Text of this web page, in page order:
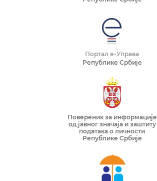
Портал е-Управа
Републике Србије
Повереник за информације
од јавног значаја и заштиту
података о личности
Републике Србије